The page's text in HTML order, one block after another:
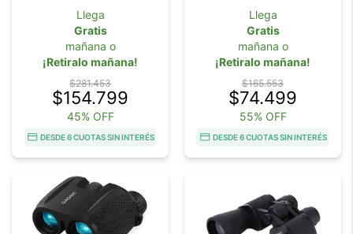
Llega
Gratis
mañana o
¡Retiralo mañana!
$281.453
$154.799
45% OFF
DESDE 6 CUOTAS SIN INTERÉS
Llega
Gratis
mañana o
¡Retiralo mañana!
$165.553
$74.499
55% OFF
DESDE 6 CUOTAS SIN INTERÉS